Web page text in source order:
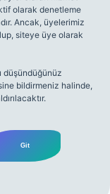
olarak denetleme
Ancak, üyelerimiz
siteye üye olarak
düşündüğünüz
bildirmeniz halinde,